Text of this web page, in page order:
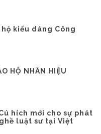
kiểu dáng Công
HỘ NHÃN HIỆU
hích mới cho sự phát
luật sư tại Việt